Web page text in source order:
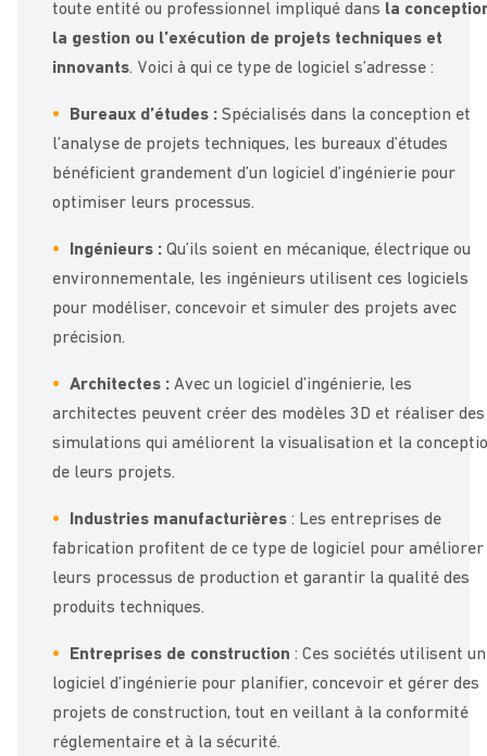
toute entité ou professionnel impliqué dans la
la gestion ou l’exécution de projets techniques et
innovants. Voici à qui ce type de logiciel s’adresse :
Bureaux d’études : Spécialisés dans la conception et
l’analyse de projets techniques, les bureaux d’études
bénéficient grandement d’un logiciel d’ingénierie pour
optimiser leurs processus.
Ingénieurs : Qu’ils soient en mécanique, électrique ou
environnementale, les ingénieurs utilisent ces logiciels
pour modéliser, concevoir et simuler des projets avec
précision.
Architectes : Avec un logiciel d’ingénierie, les
architectes peuvent créer des modèles 3D et réaliser des
simulations qui améliorent la visualisation et la
de leurs projets.
Industries manufacturières : Les entreprises de
fabrication profitent de ce type de logiciel pour améliorer
leurs processus de production et garantir la qualité des
produits techniques.
Entreprises de construction : Ces sociétés utilisent un
logiciel d’ingénierie pour planifier, concevoir et gérer des
projets de construction, tout en veillant à la conformité
réglementaire et à la sécurité.